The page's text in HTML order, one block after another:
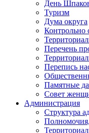
День
Туризм
Дума округа
Контрольно
Перечень
Перепись
Памятные
Совет
Администрация
Структура